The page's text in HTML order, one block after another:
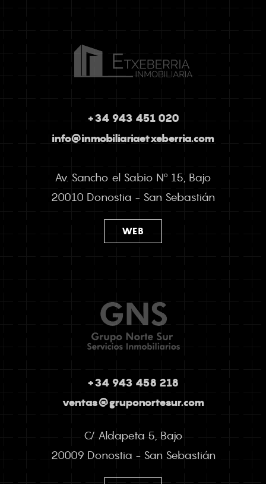
+34 943 451 020
info@inmobiliariaetxeberria.com
Av. Sancho el Sabio Nº 15, Bajo
20010 Donostia - San Sebastián
WEB
+34 943 458 218
ventas@gruponortesur.com
C/ Aldapeta 5, Bajo
20009 Donostia - San Sebastián